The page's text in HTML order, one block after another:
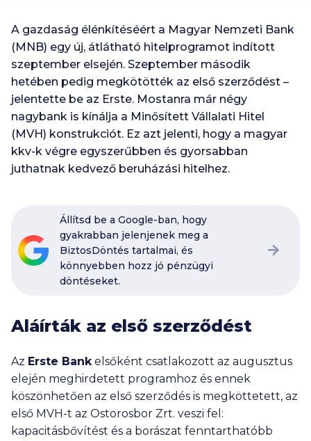
A gazdaság élénkítéséért a Magyar Nemzeti Bank
(MNB) egy új, átlátható hitelprogramot indított
szeptember elsején. Szeptember második
hetében pedig megkötötték az első szerződést –
jelentette be az Erste. Mostanra már négy
nagybank is kínálja a Minősített Vállalati Hitel
(MVH) konstrukciót. Ez azt jelenti, hogy a magyar
kkv-k végre egyszerűbben és gyorsabban
juthatnak kedvező beruházási hitelhez.
Állítsd be a Google-ban, hogy
gyakrabban jelenjenek meg a
BiztosDöntés tartalmai, és
könnyebben hozz jó pénzügyi
döntéseket.
Aláírták az első szerződést
Az Erste Bankelsőként csatlakozott az augusztus
elején meghirdetett programhoz és ennek
köszönhetően az első szerződés is megköttetett, az
első MVH-t az Ostorosbor Zrt. veszi fel:
kapacitásbővítést és a borászat fenntarthatóbb